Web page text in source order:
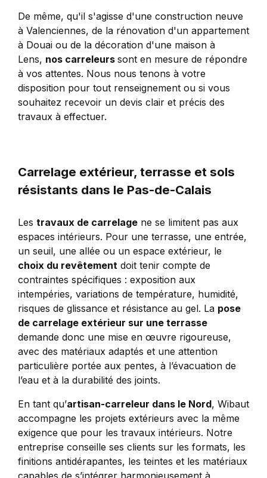
De même, qu'il s'agisse d'une construction neuve
à Valenciennes, de la rénovation d'un appartement
à Douai ou de la décoration d'une maison à
Lens, nos carreleurs sont en mesure de répondre
à vos attentes. Nous nous tenons à votre
disposition pour tout renseignement ou si vous
souhaitez recevoir un devis clair et précis des
travaux à effectuer.
Carrelage extérieur, terrasse et sols
résistants dans le Pas-de-Calais
Les travaux de carrelagene se limitent pas aux
espaces intérieurs. Pour une terrasse, une entrée,
un seuil, une allée ou un espace extérieur, le
choix du revêtementdoit tenir compte de
contraintes spécifiques : exposition aux
intempéries, variations de température, humidité,
risques de glissance et résistance au gel. La pose
de carrelage extérieur sur une terrasse
demande donc une mise en œuvre rigoureuse,
avec des matériaux adaptés et une attention
particulière portée aux pentes, à l’évacuation de
l’eau et à la durabilité des joints.
En tant qu’artisan-carreleur dans le Nord, Wibaut
accompagne les projets extérieurs avec la même
exigence que pour les travaux intérieurs. Notre
entreprise conseille ses clients sur les formats, les
finitions antidérapantes, les teintes et les matériaux